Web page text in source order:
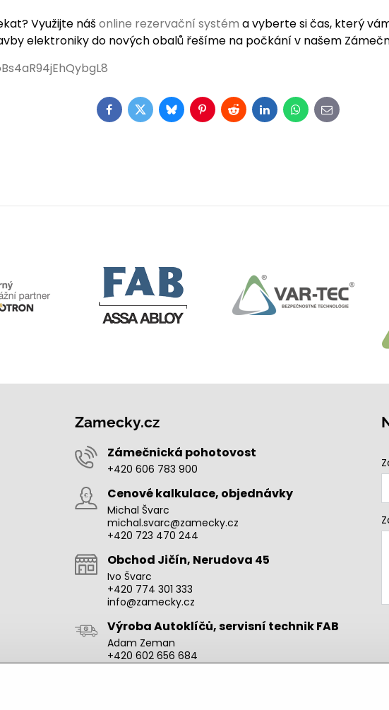
Využijte nášonline rezervační systém a vyberte si čas, který
elektroniky do nových obalů řešíme na počkání v našem
Facebook
TwitterBlueskyPinterest
RedditLinkedInWhatsApp
E-
mail
Zamecky.cz
Zámečnická pohotovost
+420 606 783 900
Cenové kalkulace, objednávky
Michal Švarc
michal.svarc@zamecky.cz
+420 723 470 244
Obchod Jičín, Nerudova 45
Ivo Švarc
+420 774 301 333
info@zamecky.cz
Výroba Autoklíčů, servisní technik FAB
Adam Zeman
+420 602 656 684